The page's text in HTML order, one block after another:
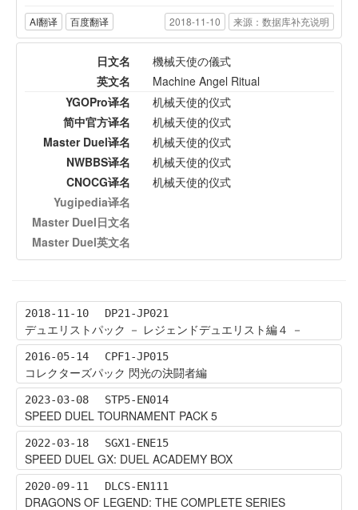
AI翻译 百度翻译 2018-11-10 来源：数据库补充说明
日文名
機械天使の儀式
英文名
Machine Angel Ritual
YGOPro译名
机械天使的仪式
简中官方译名
机械天使的仪式
Master Duel译名
机械天使的仪式
NWBBS译名
机械天使的仪式
CNOCG译名
机械天使的仪式
Yugipedia译名
Master Duel日文名
Master Duel英文名
2018-11-10 DP21-JP021
デュエリストパック － レジェンドデュエリスト編４ －
2016-05-14 CPF1-JP015
コレクターズパック 閃光の決闘者編
2023-03-08 STP5-EN014
SPEED DUEL TOURNAMENT PACK 5
2022-03-18 SGX1-ENE15
SPEED DUEL GX: DUEL ACADEMY BOX
2020-09-11 DLCS-EN111
DRAGONS OF LEGEND: THE COMPLETE SERIES